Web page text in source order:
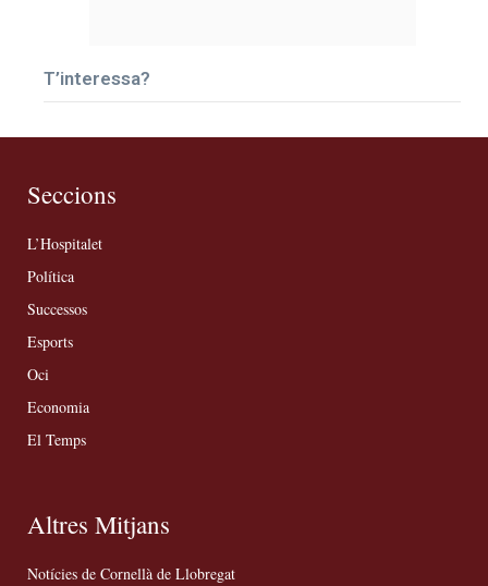
T’interessa?
Seccions
L’Hospitalet
Política
Successos
Esports
Oci
Economia
El Temps
Altres Mitjans
Notícies de Cornellà de Llobregat